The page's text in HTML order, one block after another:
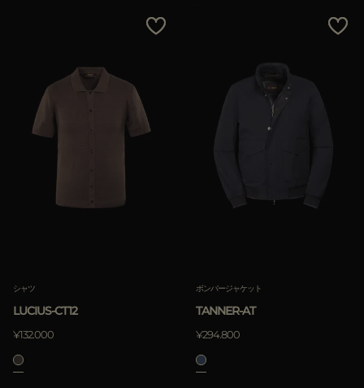
シャツ
LUCIUS-CT12
¥132.000
ボンバージャケット
TANNER-AT
¥294.800